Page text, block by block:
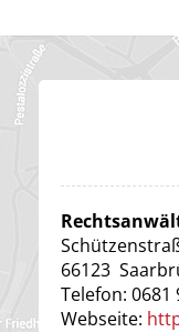
66123
Telefon: 0681
Webseite: